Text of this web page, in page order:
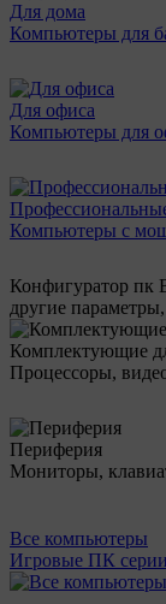
Для дома
Компьютеры для
Для офиса
Компьютеры для
Компьютеры с
Конфигуратор пк
другие
Комплектующие
Процессоры,
Периферия
Мониторы,
Все компьютеры
Игровые ПК